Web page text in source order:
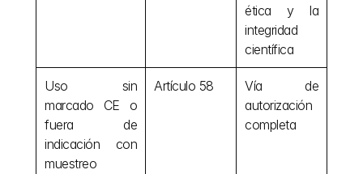
ética y la
integridad
científica
Uso sin
marcado CE o
fuera de
indicación con
muestreo
Artículo 58
Vía de
autorización
completa